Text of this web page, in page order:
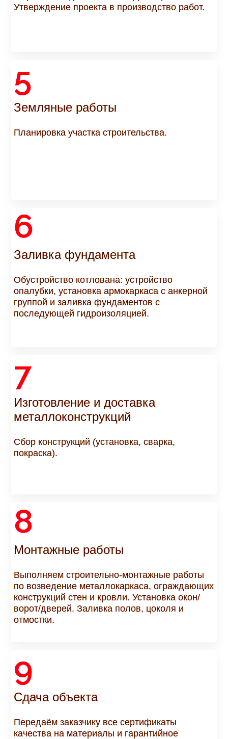
Утверждение проекта в производство работ.
5
Земляные работы
Планировка участка строительства.
6
Заливка фундамента
Обустройство котлована: устройство
опалубки, установка армокаркаса с анкерной
группой и заливка фундаментов с
последующей гидроизоляцией.
7
Изготовление и доставка
металлоконструкций
Сбор конструкций (установка, сварка,
покраска).
8
Монтажные работы
Выполняем строительно-монтажные работы
по возведение металлокаркаса, ограждающих
конструкций стен и кровли. Установка окон/
ворот/дверей. Заливка полов, цоколя и
отмостки.
9
Сдача объекта
Передаём заказчику все сертификаты
качества на материалы и гарантийное